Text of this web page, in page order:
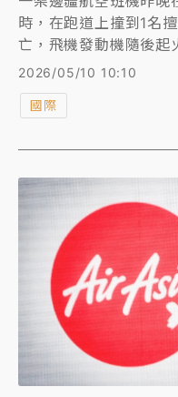
時，在跑道上撞到1名
亡，飛機發動機隨後起
面也陸續在網路流傳。
2026/05/10 10:10
國際